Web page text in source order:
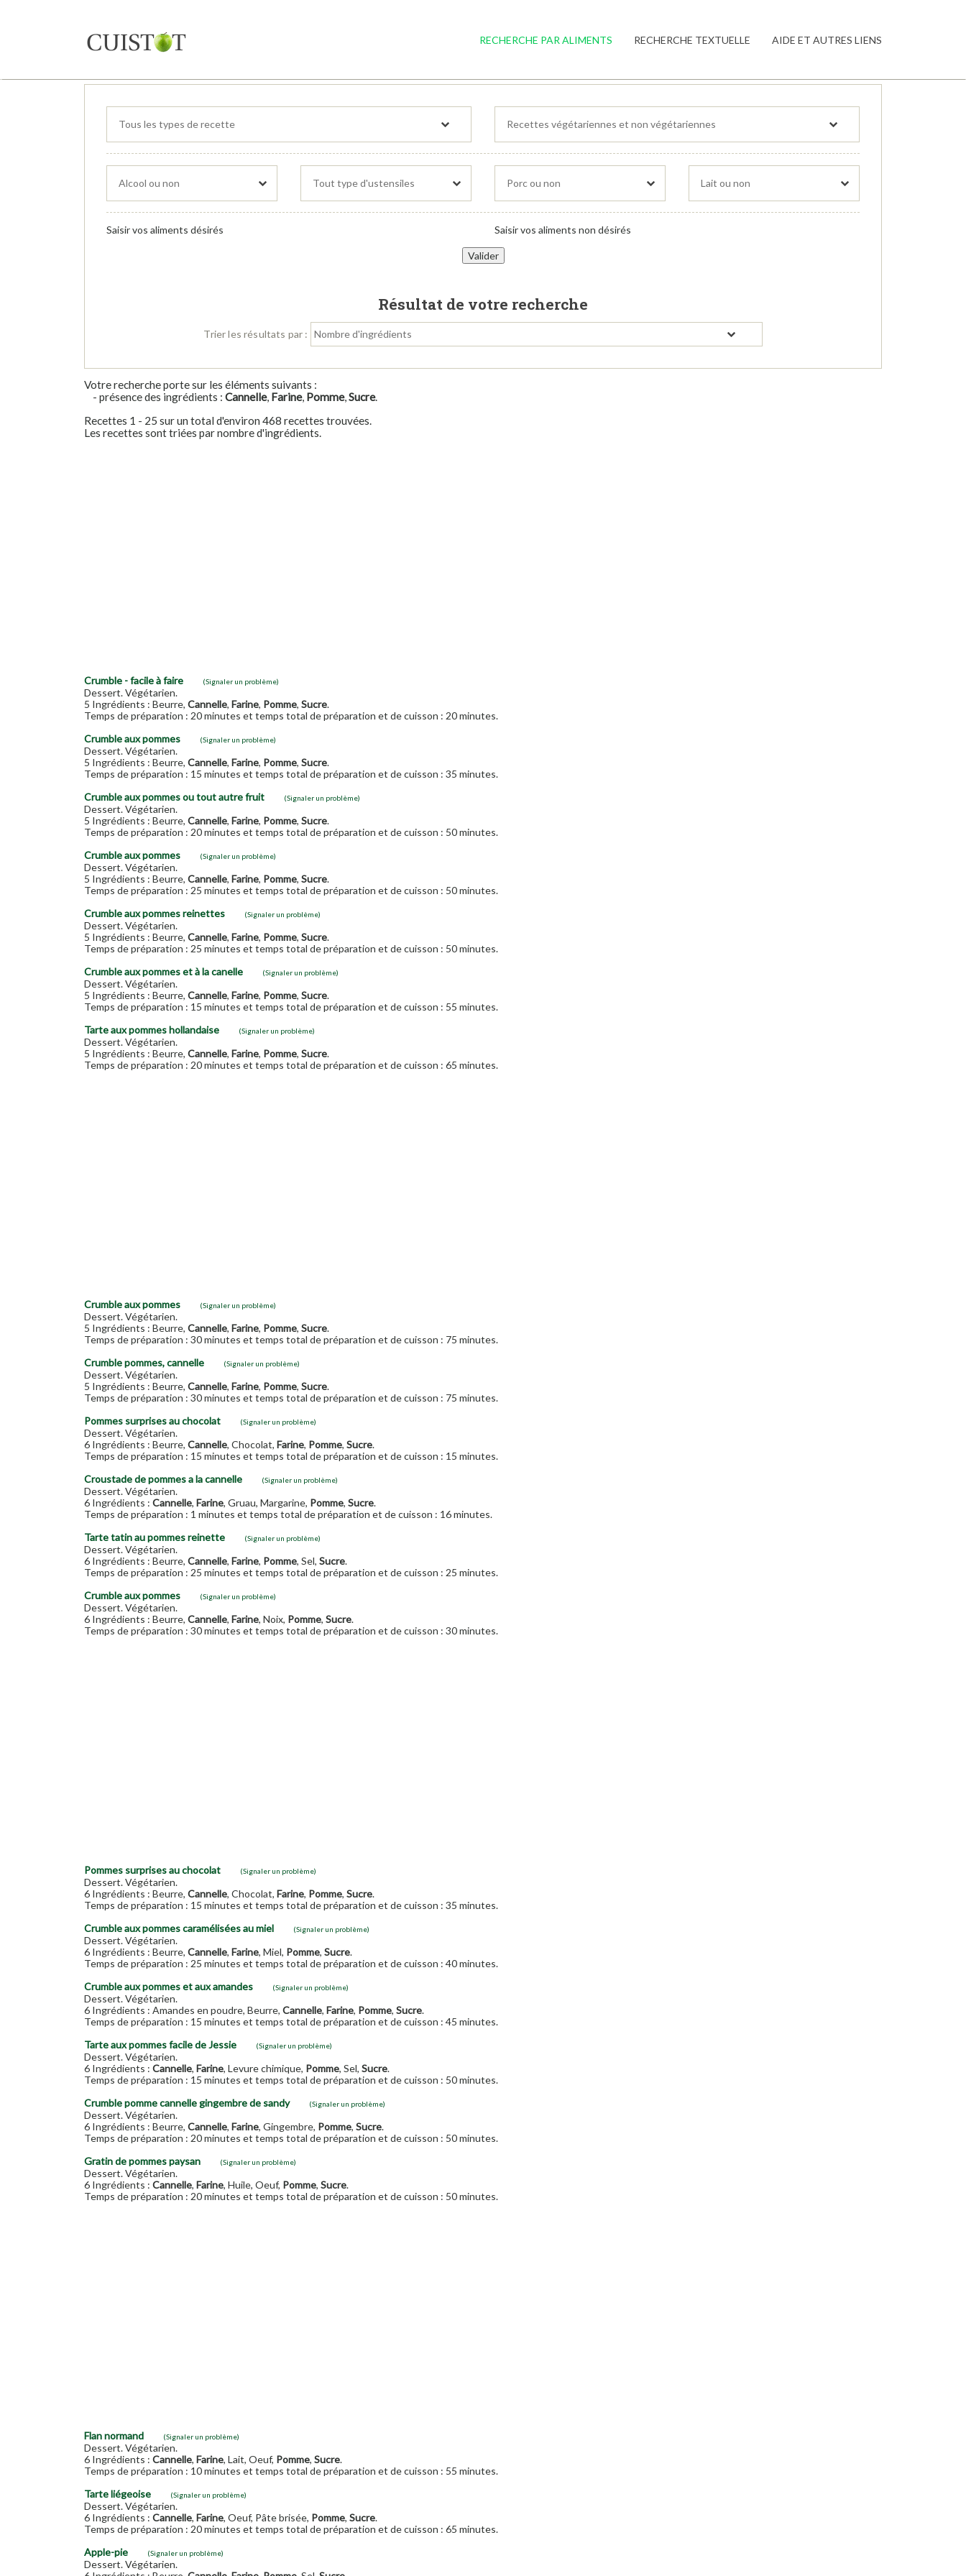
RECHERCHE PAR ALIMENTS RECHERCHE TEXTUELLE AIDE ET AUTRES LIENS
Saisir vos aliments désirés Saisir vos aliments non désirés
Résultat de votre recherche
Trier les résultats par :
Votre recherche porte sur les éléments suivants :
- présence des ingrédients : Cannelle, Farine, Pomme,Sucre.
Recettes 1 - 25 sur un total d'environ 468 recettes trouvées.
Les recettes sont triées par nombre d'ingrédients.
Crumble - facile à faire (Signaler un problème)
Dessert. Végétarien.
5 Ingrédients : Beurre, Cannelle, Farine, Pomme, Sucre.
Temps de préparation : 20 minutes et temps total de préparation et de cuisson : 20 minutes.
Crumble aux pommes
(Signaler un problème)
Dessert. Végétarien.
5 Ingrédients : Beurre, Cannelle, Farine, Pomme, Sucre.
Temps de préparation : 15 minutes et temps total de préparation et de cuisson : 35 minutes.
Crumble aux pommes ou tout autre fruit
(Signaler un problème)
Dessert. Végétarien.
5 Ingrédients : Beurre, Cannelle, Farine, Pomme, Sucre.
Temps de préparation : 20 minutes et temps total de préparation et de cuisson : 50 minutes.
Crumble aux pommes
(Signaler un problème)
Dessert. Végétarien.
5 Ingrédients : Beurre, Cannelle, Farine, Pomme, Sucre.
Temps de préparation : 25 minutes et temps total de préparation et de cuisson : 50 minutes.
Crumble aux pommes reinettes
(Signaler un problème)
Dessert. Végétarien.
5 Ingrédients : Beurre, Cannelle, Farine, Pomme, Sucre.
Temps de préparation : 25 minutes et temps total de préparation et de cuisson : 50 minutes.
Crumble aux pommes et à la canelle
(Signaler un problème)
Dessert. Végétarien.
5 Ingrédients : Beurre, Cannelle, Farine, Pomme, Sucre.
Temps de préparation : 15 minutes et temps total de préparation et de cuisson : 55 minutes.
Tarte aux pommes hollandaise
(Signaler un problème)
Dessert. Végétarien.
5 Ingrédients : Beurre, Cannelle, Farine, Pomme, Sucre.
Temps de préparation : 20 minutes et temps total de préparation et de cuisson : 65 minutes.
Crumble aux pommes (Signaler un problème)
Dessert. Végétarien.
5 Ingrédients : Beurre, Cannelle, Farine, Pomme, Sucre.
Temps de préparation : 30 minutes et temps total de préparation et de cuisson : 75 minutes.
Crumble pommes, cannelle
(Signaler un problème)
Dessert. Végétarien.
5 Ingrédients : Beurre, Cannelle, Farine, Pomme, Sucre.
Temps de préparation : 30 minutes et temps total de préparation et de cuisson : 75 minutes.
Pommes surprises au chocolat
(Signaler un problème)
Dessert. Végétarien.
6 Ingrédients : Beurre, Cannelle, Chocolat, Farine, Pomme, Sucre.
Temps de préparation : 15 minutes et temps total de préparation et de cuisson : 15 minutes.
Croustade de pommes a la cannelle
(Signaler un problème)
Dessert. Végétarien.
6 Ingrédients : Cannelle, Farine, Gruau, Margarine, Pomme, Sucre.
Temps de préparation : 1 minutes et temps total de préparation et de cuisson : 16 minutes.
Tarte tatin au pommes reinette
(Signaler un problème)
Dessert. Végétarien.
6 Ingrédients : Beurre, Cannelle, Farine, Pomme, Sel, Sucre.
Temps de préparation : 25 minutes et temps total de préparation et de cuisson : 25 minutes.
Crumble aux pommes
(Signaler un problème)
Dessert. Végétarien.
6 Ingrédients : Beurre, Cannelle, Farine, Noix, Pomme, Sucre.
Temps de préparation : 30 minutes et temps total de préparation et de cuisson : 30 minutes.
Pommes surprises au chocolat (Signaler un problème)
Dessert. Végétarien.
6 Ingrédients : Beurre, Cannelle, Chocolat, Farine, Pomme, Sucre.
Temps de préparation : 15 minutes et temps total de préparation et de cuisson : 35 minutes.
Crumble aux pommes caramélisées au miel
(Signaler un problème)
Dessert. Végétarien.
6 Ingrédients : Beurre, Cannelle, Farine, Miel, Pomme, Sucre.
Temps de préparation : 25 minutes et temps total de préparation et de cuisson : 40 minutes.
Crumble aux pommes et aux amandes
(Signaler un problème)
Dessert. Végétarien.
6 Ingrédients : Amandes en poudre, Beurre, Cannelle, Farine, Pomme, Sucre.
Temps de préparation : 15 minutes et temps total de préparation et de cuisson : 45 minutes.
Tarte aux pommes facile de Jessie
(Signaler un problème)
Dessert. Végétarien.
6 Ingrédients : Cannelle, Farine, Levure chimique, Pomme, Sel, Sucre.
Temps de préparation : 15 minutes et temps total de préparation et de cuisson : 50 minutes.
Crumble pomme cannelle gingembre de sandy
(Signaler un problème)
Dessert. Végétarien.
6 Ingrédients : Beurre, Cannelle, Farine, Gingembre, Pomme, Sucre.
Temps de préparation : 20 minutes et temps total de préparation et de cuisson : 50 minutes.
Gratin de pommes paysan
(Signaler un problème)
Dessert. Végétarien.
6 Ingrédients : Cannelle, Farine, Huile, Oeuf, Pomme, Sucre.
Temps de préparation : 20 minutes et temps total de préparation et de cuisson : 50 minutes.
Flan normand (Signaler un problème)
Dessert. Végétarien.
6 Ingrédients : Cannelle, Farine, Lait, Oeuf, Pomme, Sucre.
Temps de préparation : 10 minutes et temps total de préparation et de cuisson : 55 minutes.
Tarte liégeoise
(Signaler un problème)
Dessert. Végétarien.
6 Ingrédients : Cannelle, Farine, Oeuf, Pâte brisée, Pomme, Sucre.
Temps de préparation : 20 minutes et temps total de préparation et de cuisson : 65 minutes.
Apple-pie
(Signaler un problème)
Dessert. Végétarien.